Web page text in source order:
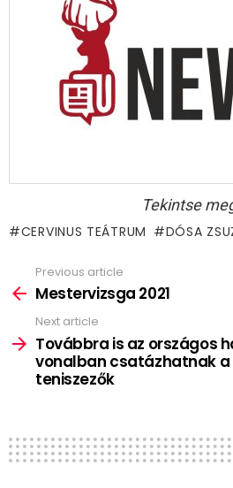
Tekintse
CERVINUS TEÁTRUM DÓSA
more
Previous article
Mestervizsga 2021
Next article
Továbbra is az országos
vonalban csatázhatnak a
teniszezők